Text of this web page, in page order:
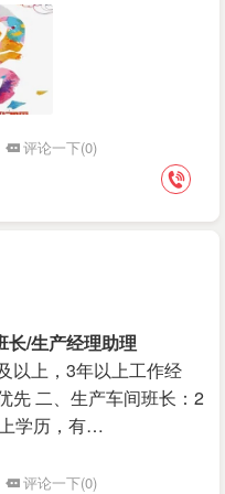
评论一下(0)
长/生产经理助理
以上，3年以上工作经
先 二、生产车间班长：2
学历，有…
评论一下(0)